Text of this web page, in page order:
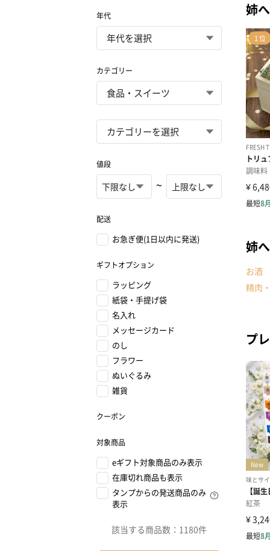
年代
カテゴリー
値段
~
配送
お急ぎ便(1日以内に発送)
ギフトオプション
ラッピング
紙袋・手提げ袋
名入れ
メッセージカード
のし
フラワー
ぬいぐるみ
雑貨
クーポン
対象商品
eギフト対象商品のみ表示
在庫切れ商品も表示
タンプからの発送商品のみ
表示
該当する商品数： 1180件
姉
姉
お酒
精肉
プ